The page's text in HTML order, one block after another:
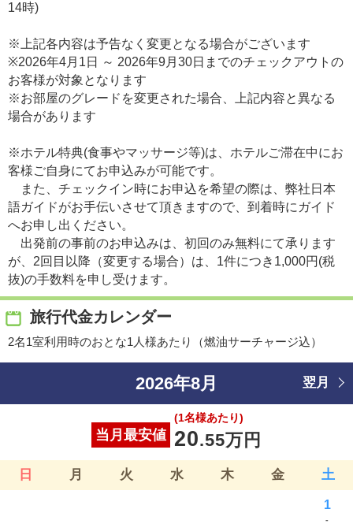
14時)
※上記各内容は予告なく変更となる場合がございます
※2026年4月1日 ～ 2026年9月30日までのチェックアウトの
お客様が対象となります
※お部屋のグレードを変更された場合、上記内容と異なる
場合があります
※ホテル特典(食事やマッサージ等)は、ホテルご滞在中にお
客様ご自身にてお申込みが可能です。
また、チェックイン時にお申込を希望の際は、弊社日本
語ガイドがお手伝いさせて頂きますので、到着時にガイド
へお申し出ください。
出発前の事前のお申込みは、初回のみ無料にて承ります
が、2回目以降（変更する場合）は、1件につき1,000円(税
抜)の手数料を申し受けます。
旅行代金カレンダー
2名1室利用時のおとな1人様あたり（燃油サーチャージ込）
翌月
2026年8月
当月最安値
(1名様あたり)
20.55万円
日 月 火 水 木 金 土
1
-